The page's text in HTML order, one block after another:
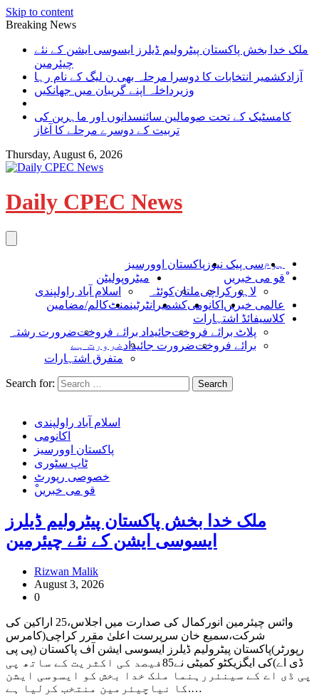
Skip to content
Breaking News
ملک خدا بخش پاکستان پیٹرولیم ڈیلرز ایسوسی ایشن کے نئے
چیئرمین
آزادکشمیر انتخابات کا دوسرا مرحلہ بھی ن لیگ کے نام رہا
وزیرداخلہ اپنے گریبان میں‌ جھانکیں
کامسٹیک کے تحت صومالین سائنسدانوں اور ماہرین کی
تربیت کے دوسرے مرحلے کا آغاز
Thursday, August 6, 2026
Daily CPEC News
ہومسی پیک نیوز پاکستان اوورسیز
ْقو می خبریں
لاہور کراچیملتانکوئٹہ
میٹروپولیٹن
اسلام آباد راولپندی
عالمی خبریں اکانومیکشمیر انٹرٹینمنٹکالم/مضامین
کلاسیفائڈ اشتہارات
پلاٹ برائے فروختجائیداد برائے فروختضرورت رشتہ
برائے فروختضرورت جائیدادضرورت ہے
متفرق اشتہارات
Search for:
اسلام آباد راولپندی
اکانومی
پاکستان اوورسیز
ٹاپ سٹوری
خصوصی رپورٹ
ْقو می خبریں
ملک خدا بخش پاکستان پیٹرولیم ڈیلرز
ایسوسی ایشن کے نئے چیئرمین
Rizwan Malik
August 3, 2026
0
وائس چیئرمین انورکمال کی صدارت میں اجلاس،25 اراکین کی
شرکت،سمیع خان سرپرست اعلیٰ مقرر کراچی(کامرس
رپورٹر)پاکستان پیٹرولیم ڈیلرز ایسوسی ایشن آف پاکستان (پی پی
ڈی اے)کی ایگزیکٹو کمیٹی نے85فیصد کی اکثریت کے ساتھ پی
پی ڈی اے کے سینئررہنما ملک خدا بخش کو ایسوسی ایشن
کا نیاچیئرمین منتخب کرلیا ہے.…